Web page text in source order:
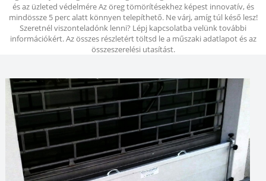
és az üzleted védelmére Az öreg tömörítésekhez képest innovatív, és
mindössze 5 perc alatt könnyen telepíthető. Ne várj, amíg túl késő lesz!
Szeretnél viszonteladónk lenni? Lépj kapcsolatba velünk további
információkért. Az összes részletért töltsd le a műszaki adatlapot és az
összeszerelési utasítást.